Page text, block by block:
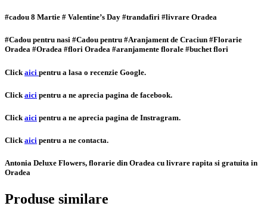
#cadou 8 Martie # Valentine’s Day #trandafiri #livrare Oradea
#Cadou pentru nasi #Cadou pentru #Aranjament de Craciun #Florarie
Oradea #Oradea #flori Oradea #aranjamente florale #buchet flori
Click aici pentru a lasa o recenzie Google.
Click aici pentru a ne aprecia pagina de facebook.
Click aici pentru a ne aprecia pagina de Instragram.
Clickaici pentru a ne contacta.
Antonia Deluxe Flowers, florarie din Oradea cu livrare rapita si gratuita in
Oradea
Produse similare